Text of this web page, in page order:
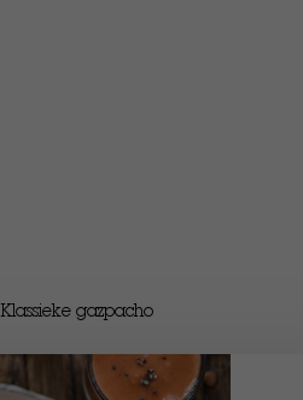
Klassieke gazpacho